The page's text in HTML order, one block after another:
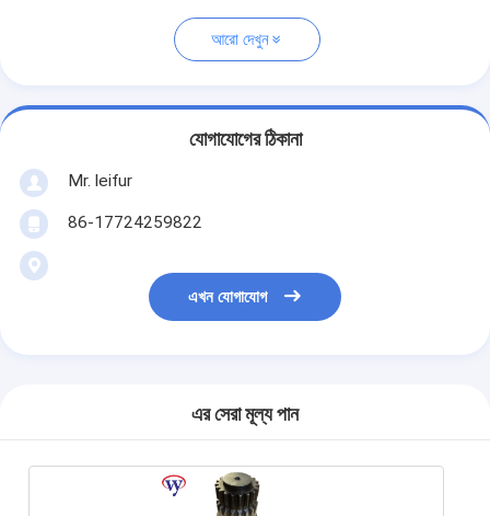
আরো দেখুন
যোগাযোগের ঠিকানা
Mr. leifur
86-17724259822
এখন যোগাযোগ
এর সেরা মূল্য পান